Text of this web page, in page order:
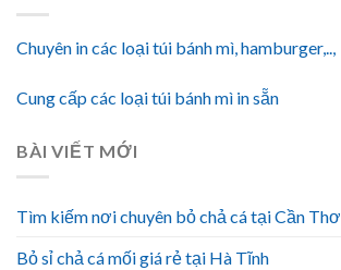
Chuyên in các loại túi bánh mì, hamburger,..,
Cung cấp các loại túi bánh mì in sẵn
BÀI VIẾT MỚI
Tìm kiếm nơi chuyên bỏ chả cá tại Cần Thơ
Bỏ sỉ chả cá mối giá rẻ tại Hà Tĩnh